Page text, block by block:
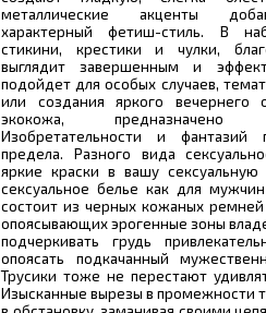
металлические акценты
характерный фетиш-стиль. В
стикини, крестики и чулки,
выглядит завершенным и
подойдет для особых случаев,
или создания яркого вечернего
экокожа,
Изобретательности и фантазий
предела. Разного вида
яркие краски в вашу
сексуальное белье как для
состоит из черных кожаных
опоясывающих эрогенные зоны
подчеркивать грудь
опоясать подкачанный
Трусики тоже не перестают
Изысканные вырезы в промежности